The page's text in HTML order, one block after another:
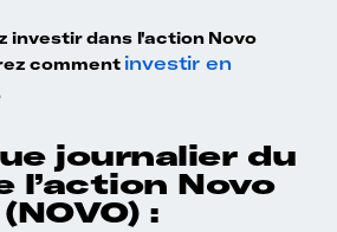
investir dans l'action Novo
comment investir en
journalier du
l’action Novo
: